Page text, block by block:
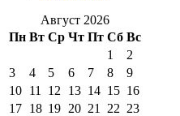
Август 2026
Пн Вт Ср Чт Пт Сб Вс
1
2
3
4 5 6 7 8
9
10 11 12 13 14 15 16
17 18 19 20 21 22 23